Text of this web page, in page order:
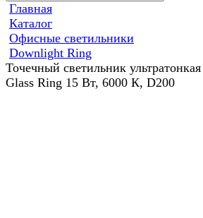
Главная
Каталог
Офисные светильники
Downlight Ring
Точечный светильник
Glass Ring 15 Вт, 6000 К, D200